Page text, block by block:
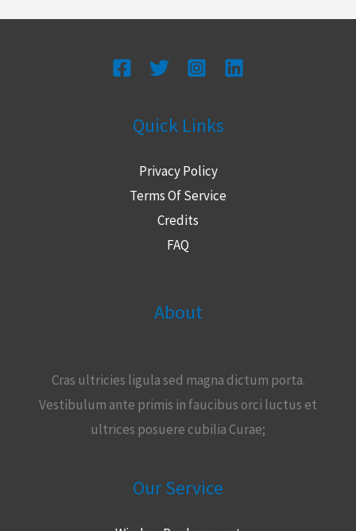
Quick Links
Privacy Policy
Terms Of Service
Credits
FAQ
About
Cras ultricies ligula sed magna dictum porta.
Vestibulum ante primis in faucibus orci luctus et
ultrices posuere cubilia Curae;
Our Service